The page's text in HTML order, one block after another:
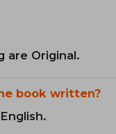
are Original.
book written?